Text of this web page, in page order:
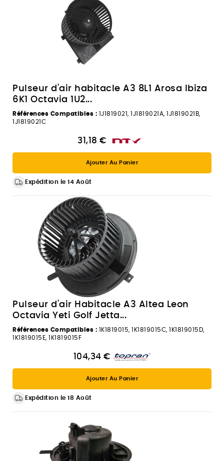
Pulseur d'air habitacle A3 8L1 Arosa Ibiza
6K1 Octavia 1U2...
Références Compatibles : 1J1819021, 1J1819021A, 1J1819021B,
1J1819021C
31,18 €
Ajouter Au Panier
Expédition le 14 Août
Pulseur d'air Habitacle A3 Altea Leon
Octavia Yeti Golf Jetta...
Références Compatibles : 1K1819015, 1K1819015C, 1K1819015D,
1K1819015E, 1K1819015F
104,34 €
Ajouter Au Panier
Expédition le 18 Août